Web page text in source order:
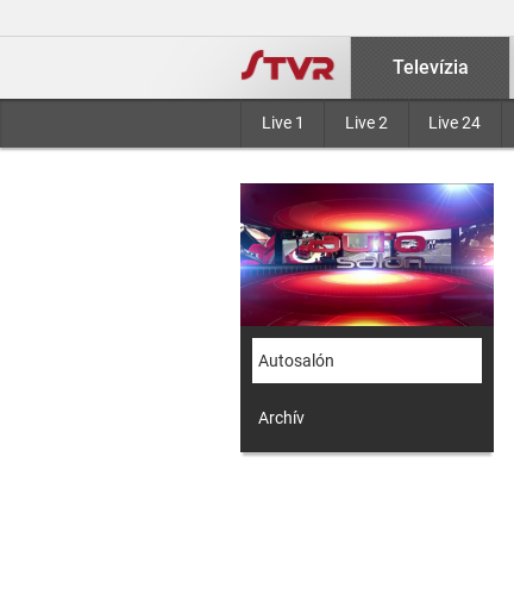
Televízia
Live 1 Live 2 Live 24
Autosalón
Archív